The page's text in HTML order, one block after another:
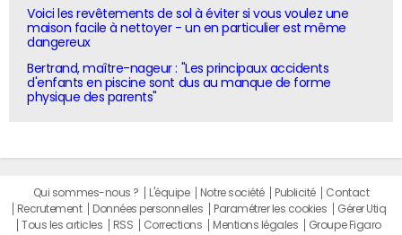
Voici les revêtements de sol à éviter si vous voulez une
maison facile à nettoyer - un en particulier est même
dangereux
Bertrand, maître-nageur : "Les principaux accidents
d'enfants en piscine sont dus au manque de forme
physique des parents"
Qui sommes-nous ? L'équipe Notre société Publicité
Contact
Recrutement
Données personnelles Paramétrer les cookies
Gérer Utiq
Tous les articles
RSS Corrections Mentions légales
Groupe Figaro